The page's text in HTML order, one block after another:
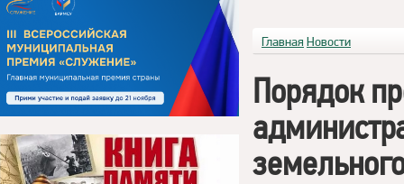
Главная Новости
Порядок